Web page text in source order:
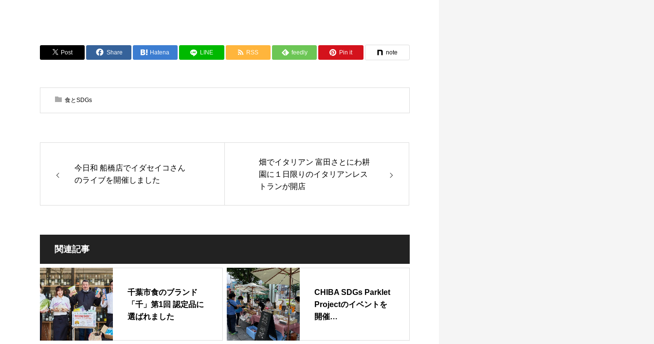
Post Share Hatena LINE RSS feedly Pin it note
食とSDGs
今日和 船橋店でイダセイコさん
のライブを開催しました
畑でイタリアン 富田さとにわ耕
園に１日限りのイタリアンレス
トランが開店
関連記事
千葉市食のブランド
「千」第1回 認定品に
選ばれました
CHIBA SDGs Parklet
Projectのイベントを
開催…